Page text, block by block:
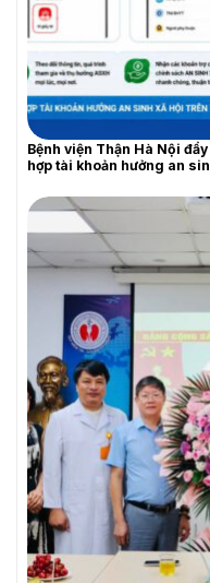
THƯ MỜI BÁO GIÁ
Bệnh viện Thận Hà Nội
hợp tài khoản hưởng an